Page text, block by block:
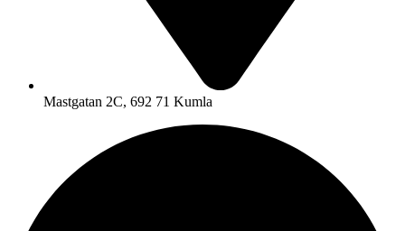
Mastgatan 2C, 692 71 Kumla